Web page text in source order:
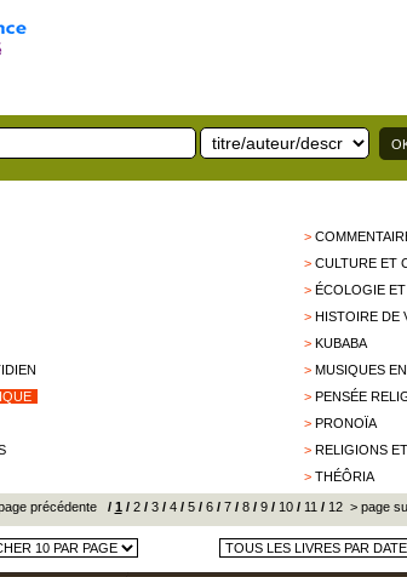
>
>CULTURE ET
>ÉCOLOGIE
>HISTOIRE DE
>KUBABA
>MUSIQUES
>PENSÉE
>PRONOÏA
>RELIGIONS
>THÉÔRIA
précédente/ 1 /2/3/4/5/6/7/8/9/10/11 /12 > page